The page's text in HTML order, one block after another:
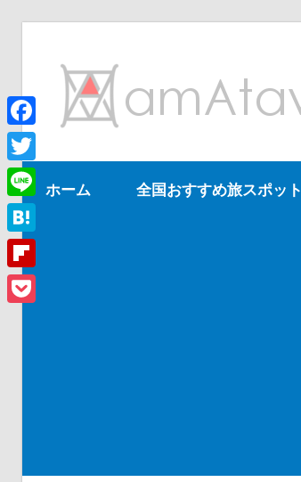
ン
ツ
へ
ス
キ
ッ
プ
を
見
ホーム 全国おすすめ旅スポット
Facebook
Twitter
Line
Hatena
Flipboard